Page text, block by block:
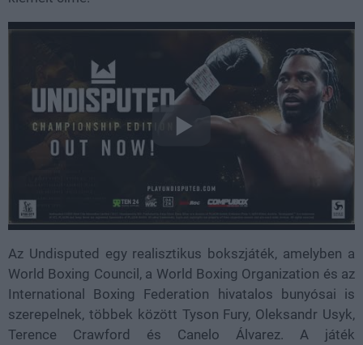
Az Undisputed egy realisztikus bokszjáték, amelyben a
World Boxing Council, a World Boxing Organization és az
International Boxing Federation hivatalos bunyósai is
szerepelnek, többek között Tyson Fury, Oleksandr Usyk,
Terence Crawford és Canelo Álvarez. A játék